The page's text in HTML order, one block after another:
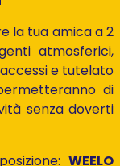
la tua amica a 2
atmosferici,
e tutelato
di
senza doverti
WEELO